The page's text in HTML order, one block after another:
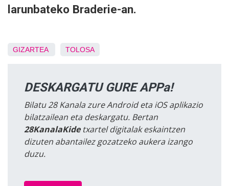
larunbateko Braderie-an.
GIZARTEA TOLOSA
DESKARGATU GURE APPa!
Bilatu 28 Kanala zure Android eta iOS aplikazio
bilatzailean eta deskargatu. Bertan
28KanalaKidetxartel digitalak eskaintzen
dizuten abantailez gozatzeko aukera izango
duzu.